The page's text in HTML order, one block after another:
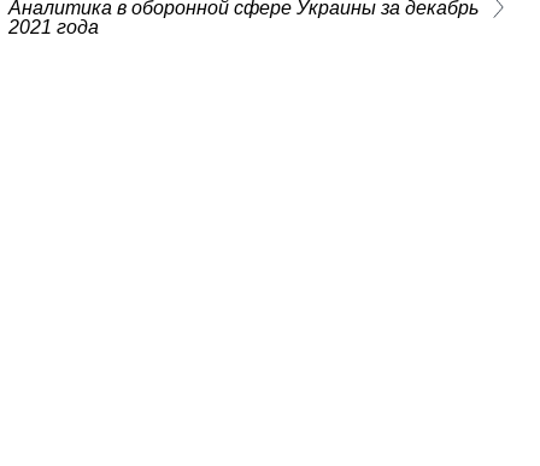
Аналитика в оборонной сфере Украины за декабрь
2021 года